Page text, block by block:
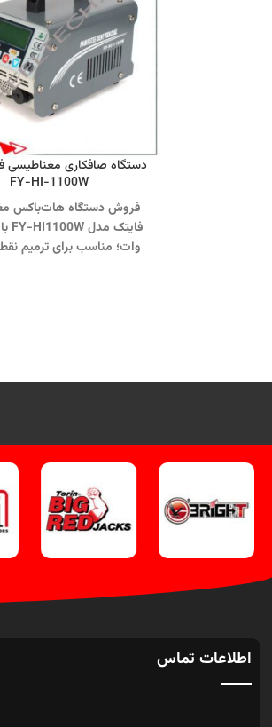
دستگاه صافکاری مغناطیسی
FY-HI-1100W
فروش دستگاه هات‌باکس
وات؛ مناسب برای ترمیم
تک کلیک کنید.
اطلاعات تماس